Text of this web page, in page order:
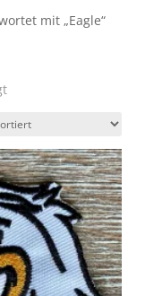
mit „Eagle“